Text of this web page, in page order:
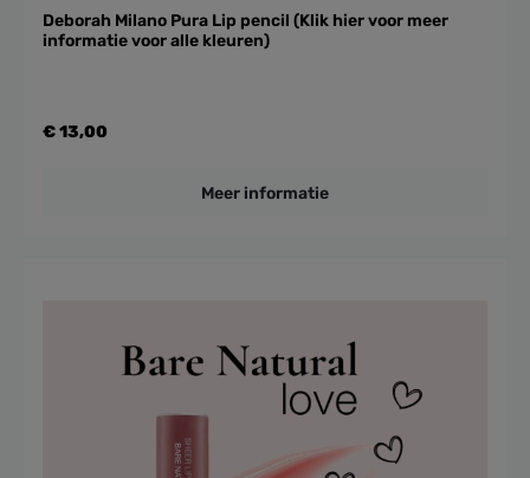
Deborah Milano Pura Lip pencil (Klik hier voor meer
informatie voor alle kleuren)
€ 13,00
Meer informatie